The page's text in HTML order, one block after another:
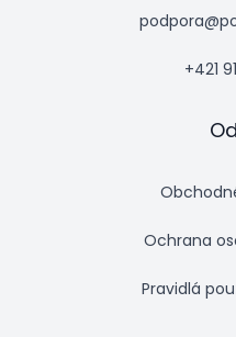
+421
Ochrana
Pravidlá